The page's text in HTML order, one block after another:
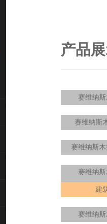
产品
赛维纳
赛维纳斯
赛维纳斯
赛维纳
建
赛维纳